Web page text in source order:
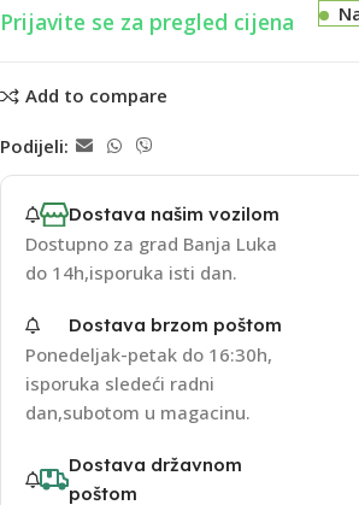
Prijavite se za pregled cijena
Add to compare
Podijeli:
Dostava našim vozilom
Dostupno za grad Banja Luka
do 14h,isporuka isti dan.
Dostava brzom poštom
Ponedeljak-petak do 16:30h,
isporuka sledeći radni
dan,subotom u magacinu.
Dostava državnom
poštom